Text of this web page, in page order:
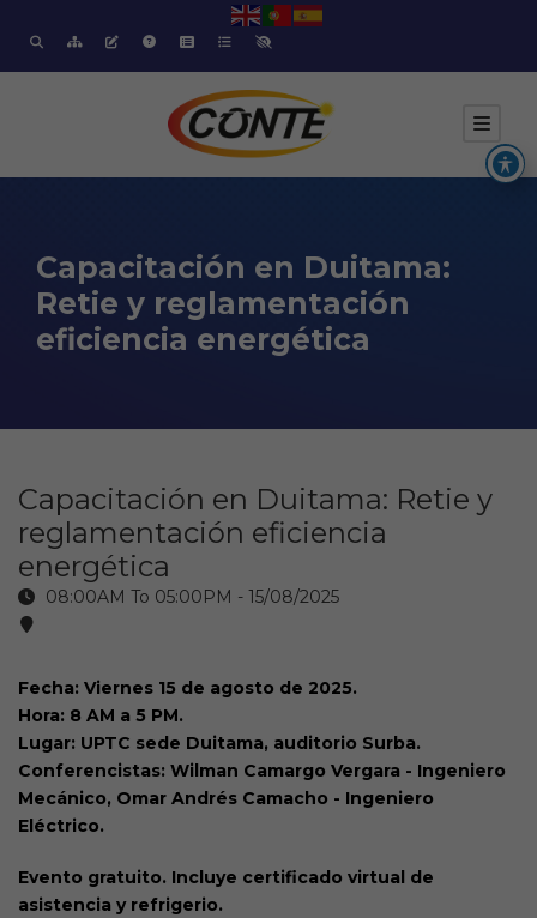
Capacitación en Duitama:
Retie y reglamentación
eficiencia energética
Capacitación en Duitama: Retie y
reglamentación eficiencia
energética
08:00AM To 05:00PM - 15/08/2025
Fecha: Viernes 15 de agosto de 2025.
Hora: 8 AM a 5 PM.
Lugar: UPTC sede Duitama, auditorio Surba.
Conferencistas: Wilman Camargo Vergara - Ingeniero
Mecánico, Omar Andrés Camacho - Ingeniero
Eléctrico.
Evento gratuito. Incluye certificado virtual de
asistencia y refrigerio.